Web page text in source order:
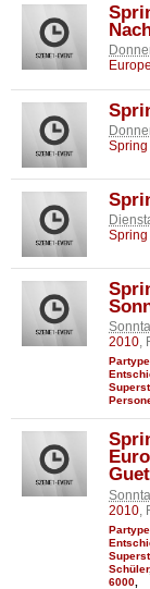
Europe
Spring
Spring
2010,
2010
Schüler,
6000